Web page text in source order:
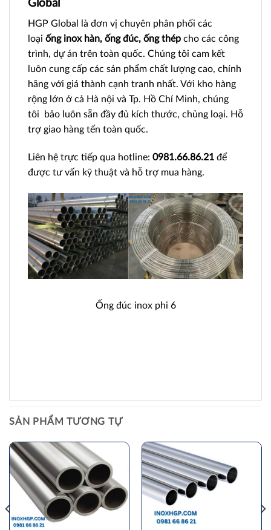
Global
HGP Global là đơn vị chuyên phân phối các
loại ống inox hàn, ống đúc, ống thép cho các công
trình, dự án trên toàn quốc. Chúng tôi cam kết
luôn cung cấp các sản phẩm chất lượng cao, chính
hãng với giá thành cạnh tranh nhất. Với kho hàng
rộng lớn ở cả Hà nội và Tp. Hồ Chí Minh, chúng
tôi bảo luôn sẵn đầy đủ kích thước, chủng loại. Hỗ
trợ giao hàng tển toàn quốc.
Liên hệ trực tiếp qua hotline: 0981.66.86.21 để
được tư vấn kỹ thuật và hỗ trợ mua hàng.
Ống đúc inox phi 6
SẢN PHẨM TƯƠNG TỰ